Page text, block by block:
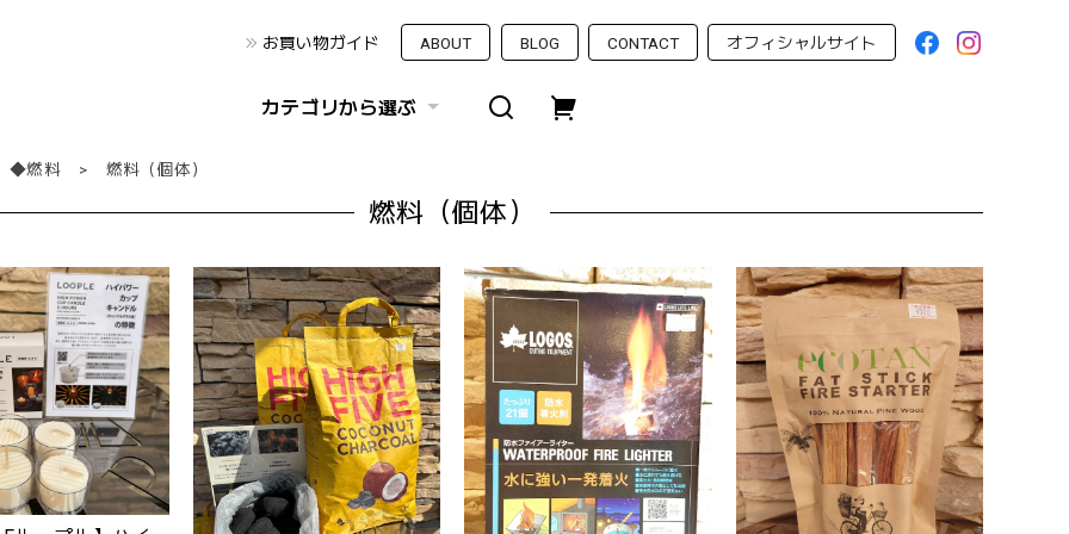
お買い物ガイド ABOUT BLOG CONTACT オフィシャルサイト
カテゴリから選ぶ
◆燃料 燃料（個体）
燃料（個体）